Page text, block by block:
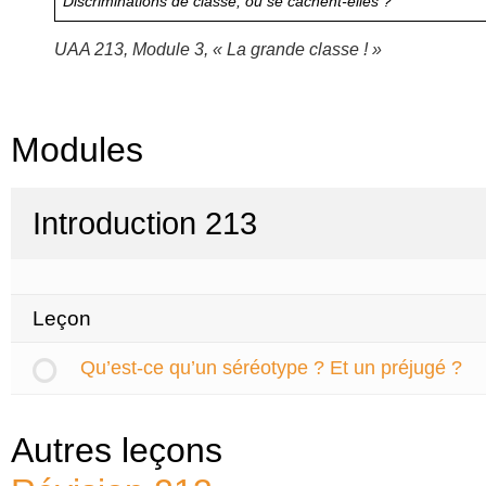
UAA 213, Module 3, « La grande classe ! »
Modules
Introduction 213
Leçon
Qu’est-ce qu’un séréotype ? Et un préjugé ?
Autres leçons